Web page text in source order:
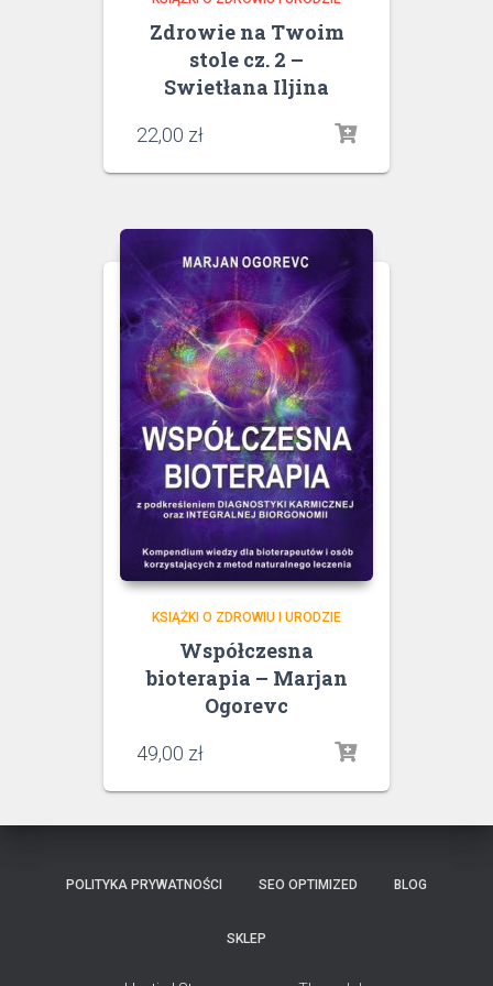
Zdrowie na Twoim
stole cz. 2 –
Swietłana Iljina
22,00 zł
KSIĄŻKI O ZDROWIU I URODZIE
Współczesna
bioterapia – Marjan
Ogorevc
49,00 zł
POLITYKA PRYWATNOŚCI SEO OPTIMIZED BLOG
SKLEP